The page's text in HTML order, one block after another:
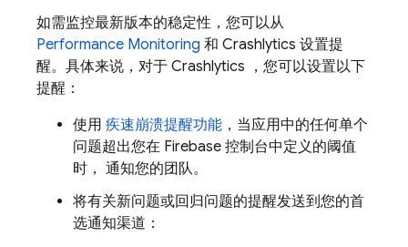
如需监控最新版本的稳定性，您可以从
Performance Monitoring 和 Crashlytics 设置提
醒。具体来说，对于 Crashlytics ，您可以设置以下
提醒：
使用 疾速崩溃提醒功能 ，当应用中的任何单个
问题超出您在 Firebase 控制台中定义的阈值
时， 通知您的团队。
将有关新问题或回归问题的提醒发送到您的首
选通知渠道：